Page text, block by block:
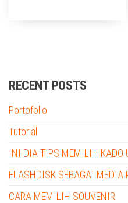
RECENT POSTS
Portofolio
Tutorial
INI DIA TIPS MEMILIH KADO
FLASHDISK SEBAGAI MEDIA
CARA MEMILIH SOUVENIR